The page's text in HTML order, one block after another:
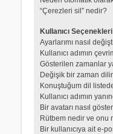
“Çerezleri sil” nedir?
Kullanıcı
Ayarlarımı nasıl
Kullanıcı adımın
Gösterilen zamanlar
Değişik bir zaman
Konuştuğum dil
Kullanıcı adımın
Bir avatarı nasıl
Rütbem nedir ve onu
Bir kullanıcıya ait e-